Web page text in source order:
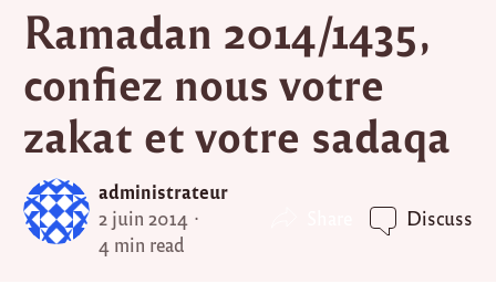
Ramadan 2014/1435,
confiez nous votre
zakat et votre sadaqa
administrateur
2 juin 2014
4 min read
Discuss